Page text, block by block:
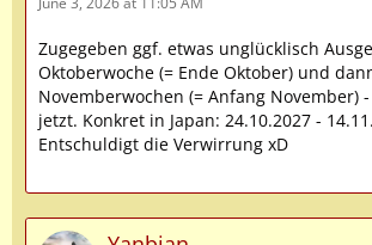
Zugegeben ggf. etwas unglücklisch
Oktoberwoche (= Ende Oktober) und
Novemberwochen (= Anfang November)
jetzt. Konkret in Japan: 24.10.2027 -
Entschuldigt die Verwirrung xD